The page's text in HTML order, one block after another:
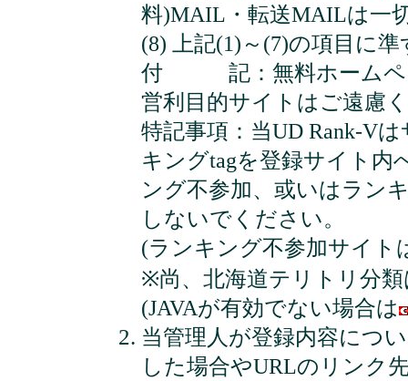
料)MAIL・転送MAILは一
(8) 上記(1)～(7)の項目に
付 記：無料ホームペー
営利目的サイトはご遠慮
特記事項：当UD Rank-V
キングtagを登録サイト内
ング不参加、或いはラン
しないでください。
(ランキング不参加サイト
※尚、北海道テリトリ分
(JAVAが有効でない場合は
当管理人が登録内容につ
した場合やURLのリンク